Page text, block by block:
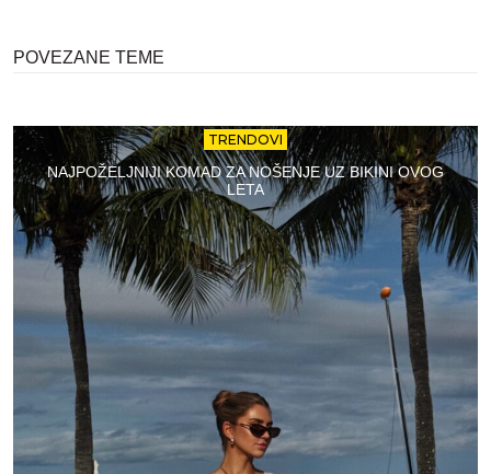
POVEZANE TEME
TRENDOVI
NAJPOŽELJNIJI KOMAD ZA NOŠENJE UZ BIKINI OVOG
LETA